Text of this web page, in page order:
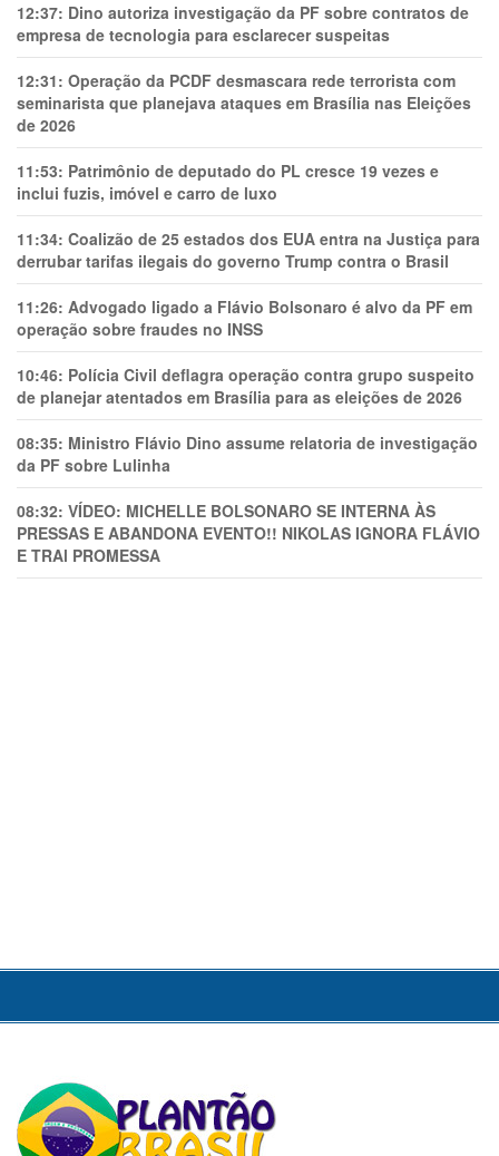
12:37: Dino autoriza investigação da PF sobre contratos de
empresa de tecnologia para esclarecer suspeitas
12:31: Operação da PCDF desmascara rede terrorista com
seminarista que planejava ataques em Brasília nas Eleições
de 2026
11:53: Patrimônio de deputado do PL cresce 19 vezes e
inclui fuzis, imóvel e carro de luxo
11:34: Coalizão de 25 estados dos EUA entra na Justiça para
derrubar tarifas ilegais do governo Trump contra o Brasil
11:26: Advogado ligado a Flávio Bolsonaro é alvo da PF em
operação sobre fraudes no INSS
10:46: Polícia Civil deflagra operação contra grupo suspeito
de planejar atentados em Brasília para as eleições de 2026
08:35: Ministro Flávio Dino assume relatoria de investigação
da PF sobre Lulinha
08:32: VÍDEO: MICHELLE BOLSONARO SE INTERNA ÀS
PRESSAS E ABANDONA EVENTO!! NIKOLAS IGNORA FLÁVIO
E TRAl PROMESSA